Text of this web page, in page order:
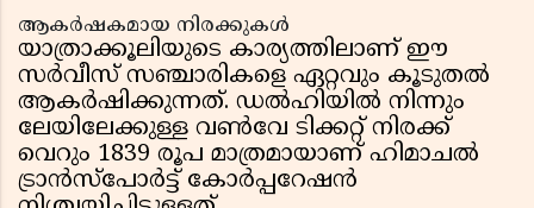
ആകർഷകമായ നിരക്കുകൾ
യാത്രാക്കൂലിയുടെ കാര്യത്തിലാണ് ഈ
സർവീസ് സഞ്ചാരികളെ ഏറ്റവും കൂടുതൽ
ആകർഷിക്കുന്നത്. ഡൽഹിയിൽ നിന്നും
ലേയിലേക്കുള്ള വൺവേ ടിക്കറ്റ് നിരക്ക്
വെറും 1839 രൂപ മാത്രമായാണ് ഹിമാചൽ
ട്രാൻസ്പോർട്ട് കോർപ്പറേഷൻ